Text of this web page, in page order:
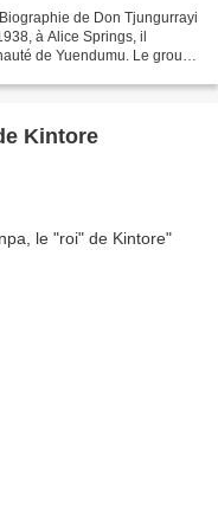
de Don Tjungurrayi
à Alice Springs, il
de Yuendumu. Le groupe
Kintore